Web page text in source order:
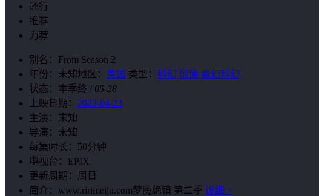
还行
推荐
力荐
别名： From Season 2
年份： 未知 地区： 美国 类型： 科幻 惊悚 魔幻科幻
状态： 本季终 / 05-28
上映日期： 2023-04-23
主演： 未知
导演： 未知
每集时长： 50分钟
电视台： EPIX
更新周期：
周日
简介： www.ririmeiju.com梦魇绝镇 第二季 详细 >